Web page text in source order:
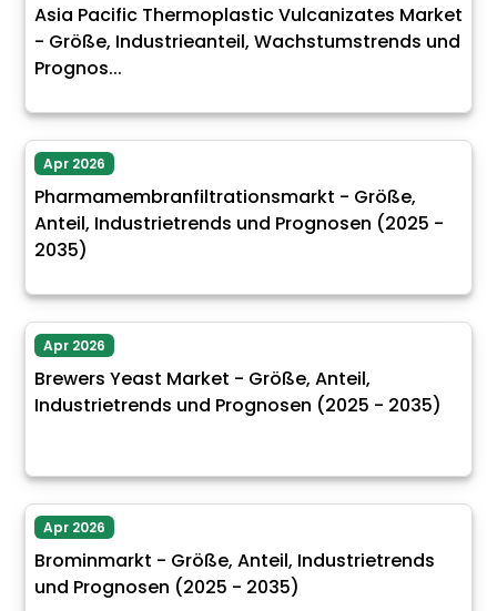
Asia Pacific Thermoplastic Vulcanizates Market
- Größe, Industrieanteil, Wachstumstrends und
Prognos...
Apr 2026
Pharmamembranfiltrationsmarkt - Größe,
Anteil, Industrietrends und Prognosen (2025 -
2035)
Apr 2026
Brewers Yeast Market - Größe, Anteil,
Industrietrends und Prognosen (2025 - 2035)
Apr 2026
Brominmarkt - Größe, Anteil, Industrietrends
und Prognosen (2025 - 2035)